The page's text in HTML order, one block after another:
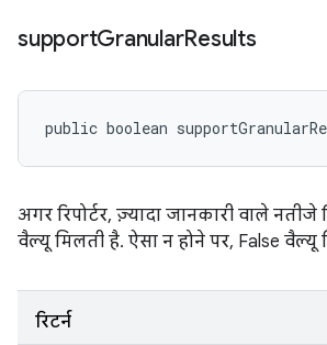
supportGranularResults
public boolean
अगर रिपोर्टर, ज़्यादा जानकारी वाले नतीजे
वैल्यू मिलती है. ऐसा न होने पर, False वैल्यू
रिटर्न